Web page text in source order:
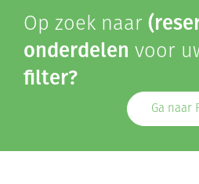
Op zoek naar
onderdelen voor
filter?
Ga naar